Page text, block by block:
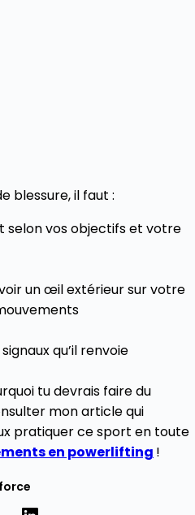
blessure, il faut :
vos objectifs et votre
un œil extérieur sur votre
qu’il renvoie
tu devrais faire du
mon article qui
pratiquer ce sport en toute
en powerlifting !